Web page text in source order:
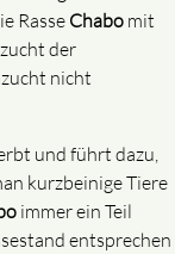
RasseChabomit
der
nicht
und führt dazu,
kurzbeinige Tiere
immer ein Teil
entsprechen